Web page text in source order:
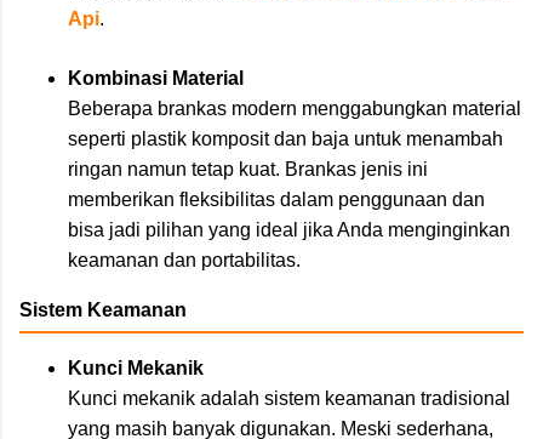
Api.
Kombinasi Material
Beberapa brankas modern menggabungkan material
seperti plastik komposit dan baja untuk menambah
ringan namun tetap kuat. Brankas jenis ini
memberikan fleksibilitas dalam penggunaan dan
bisa jadi pilihan yang ideal jika Anda menginginkan
keamanan dan portabilitas.
Sistem Keamanan
Kunci Mekanik
Kunci mekanik adalah sistem keamanan tradisional
yang masih banyak digunakan. Meski sederhana,